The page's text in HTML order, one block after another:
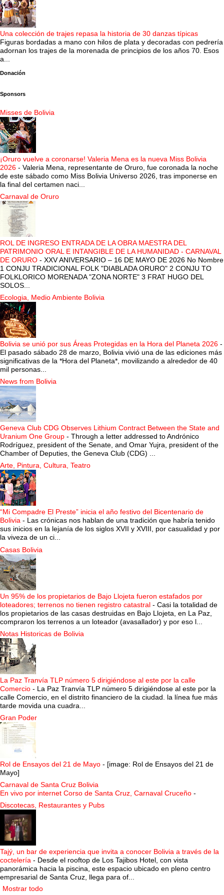
Una colección de trajes repasa la historia de 30 danzas típicas
Figuras bordadas a mano con hilos de plata y decoradas con pedrería
adornan los trajes de la morenada de principios de los años 70. Esos
a...
Donación
Sponsors
Misses de Bolivia
¡Oruro vuelve a coronarse! Valeria Mena es la nueva Miss Bolivia
2026 - Valeria Mena, representante de Oruro, fue coronada la noche
de este sábado como Miss Bolivia Universo 2026, tras imponerse en
la final del certamen naci...
Carnaval de Oruro
ROL DE INGRESO ENTRADA DE LA OBRA MAESTRA DEL
PATRIMONIO ORAL E INTANGIBLE DE LA HUMANIDAD - CARNAVAL
DE ORURO - XXV ANIVERSARIO – 16 DE MAYO DE 2026 No Nombre
1 CONJU TRADICIONAL FOLK "DIABLADA ORURO" 2 CONJU TO
FOLKLORICO MORENADA "ZONA NORTE" 3 FRAT HUGO DEL
SOLOS...
Ecologia, Medio Ambiente Bolivia
Bolivia se unió por sus Áreas Protegidas en la Hora del Planeta 2026 -
El pasado sábado 28 de marzo, Bolivia vivió una de las ediciones más
significativas de la *Hora del Planeta*, movilizando a alrededor de 40
mil personas...
News from Bolivia
Geneva Club CDG Observes Lithium Contract Between the State and
Uranium One Group - Through a letter addressed to Andrónico
Rodríguez, president of the Senate, and Omar Yujra, president of the
Chamber of Deputies, the Geneva Club (CDG) ...
Arte, Pintura, Cultura, Teatro
“Mi Compadre El Preste” inicia el año festivo del Bicentenario de
Bolivia - Las crónicas nos hablan de una tradición que habría tenido
sus inicios en la lejanía de los siglos XVII y XVIII, por casualidad y por
la viveza de un ci...
Casas Bolivia
Un 95% de los propietarios de Bajo Llojeta fueron estafados por
loteadores; terrenos no tienen registro catastral - Casi la totalidad de
los propietarios de las casas destruidas en Bajo Llojeta, en La Paz,
compraron los terrenos a un loteador (avasallador) y por eso l...
Notas Historicas de Bolivia
La Paz Tranvía TLP número 5 dirigiéndose al este por la calle
Comercio - La Paz Tranvía TLP número 5 dirigiéndose al este por la
calle Comercio, en el distrito financiero de la ciudad. la línea fue más
tarde movida una cuadra...
Gran Poder
Rol de Ensayos del 21 de Mayo - [image: Rol de Ensayos del 21 de
Mayo]
Carnaval de Santa Cruz Bolivia
En vivo por internet Corso de Santa Cruz, Carnaval Cruceño -
Discotecas, Restaurantes y Pubs
Tajý, un bar de experiencia que invita a conocer Bolivia a través de la
coctelería - Desde el rooftop de Los Tajibos Hotel, con vista
panorámica hacia la piscina, este espacio ubicado en pleno centro
empresarial de Santa Cruz, llega para of...
Mostrar todo